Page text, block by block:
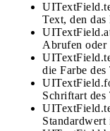
Text, den das
Abrufen oder
die Farbe
Schriftart des